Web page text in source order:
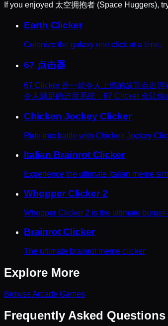
If you enjoyed 太空拥抱者 (Space Huggers),
Earth Clicker
Colonize the galaxy one click at a time.
67 点击器
67 Clicker 是一款令人上瘾的放置点击
令人满足的进度系统，67 Clicker 会让你
Chicken Jockey Clicker
Ride into battle with Chicken Jockey
Italian Brainrot Clicker
Experience the ultimate Italian meme
Whopper Clicker 2
Whopper Clicker 2 is the ultimate
Brainrot Clicker
The ultimate brainrot meme clicker
Explore More
BrowseArcade Games
Frequently Asked Questions